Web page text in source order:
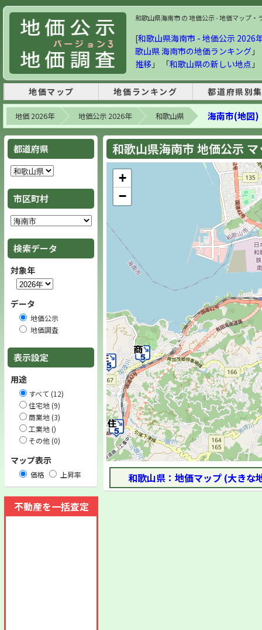
和歌山県海南市 の 地価公示 - 地価マップ・
[和歌山県海南市 - 地価公示 2026
歌山県 海南市の地価ランキング
推移 」 「和歌山県の新しい地点
地価マップ 地価ランキング 都道府県別
地価 2026年 地価公示 2026年 和歌山県 海南市(地図)
都道府県
市区町村
検索データ
対象年
データ
地価公示
地価調査
表示設定
用途
すべて (12)
住宅地 (9)
商業地 (3)
工業地 ()
その他 (0)
マップ表示
価格 上昇率
不動産を一括査定
和歌山県海南市 地価公示
+
−
和歌山県：地価マップ (大きな